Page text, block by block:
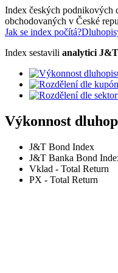
Index českých podnikových
obchodovaných v České
Jak se index počítá?
Index sestavili analytici
Výkonnost
J&T Bond Index
J&T Banka Bond
Vklad - Total Return
PX - Total Return